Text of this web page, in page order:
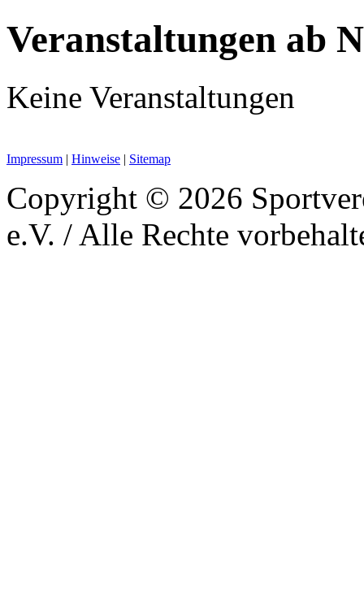
Veranstaltungen ab
Keine Veranstaltungen
Impressum | Hinweise | Sitemap
Copyright © 2026
e.V. / Alle Rechte